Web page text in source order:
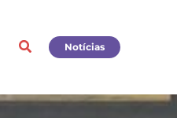
Notícias